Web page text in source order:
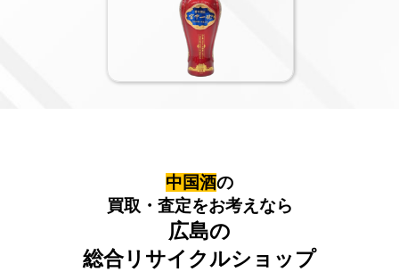
中国酒の
買取・査定をお考えなら
広島の
総合リサイクルショップ